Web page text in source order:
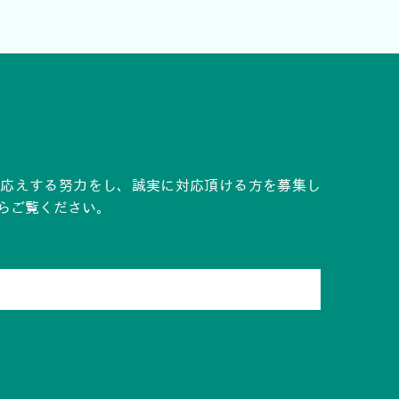
えする努力をし、誠実に対応頂ける方を募集し
ご覧ください。